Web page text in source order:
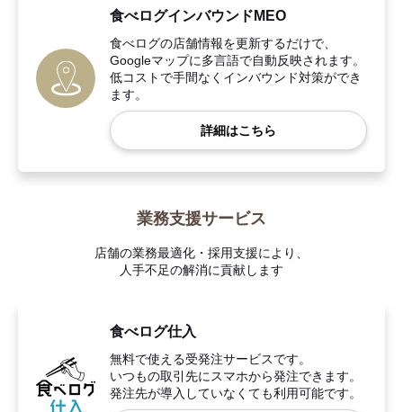
食べログインバウンドMEO
食べログの店舗情報を更新するだけで、
Googleマップに多言語で自動反映されます。
低コストで手間なくインバウンド対策ができ
ます。
詳細はこちら
業務支援サービス
店舗の業務最適化・採用支援により、
人手不足の解消に貢献します
食べログ仕入
無料で使える受発注サービスです。
いつもの取引先にスマホから発注できます。
発注先が導入していなくても利用可能です。